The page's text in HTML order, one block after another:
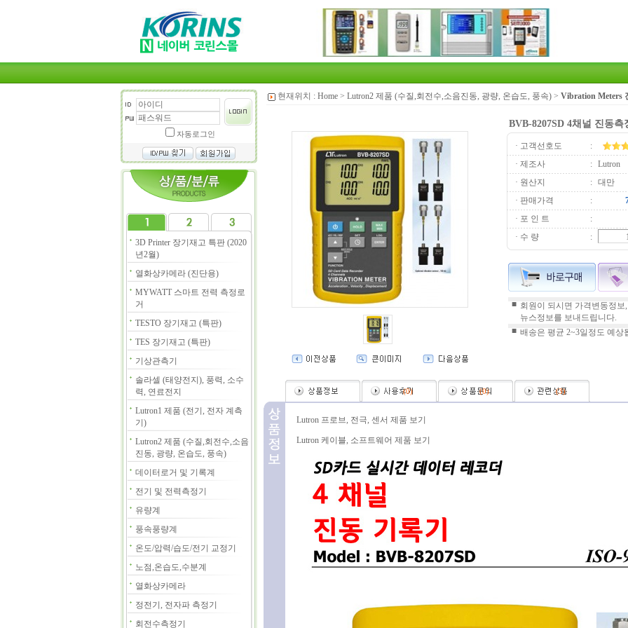
자동로그인
3D Printer 장기재고 특판 (2020
년2월)
열화상카메라 (진단용)
MYWATT 스마트 전력 측정로
거
TESTO 장기재고 (특판)
TES 장기재고 (특판)
기상관측기
솔라셀 (태양전지), 풍력, 소수
력, 연료전지
Lutron1 제품 (전기, 전자 계측
기)
Lutron2 제품 (수질,회전수,소음
진동, 광량, 온습도, 풍속)
데이터로거 및 기록계
전기 및 전력측정기
유량계
풍속풍량계
온도/압력/습도/전기 교정기
노점,온습도,수분계
열화상카메라
정전기, 전자파 측정기
회전수측정기
현재위치 : Home > Lutron2 제품 (수질,회전수,소음진동, 광량, 온습도, 풍속) > Vibration Meters
BVB-8207SD 4채널 진동
· 고객선호도
:
· 제조사
:
Lutron
· 원산지
:
대만
· 판매가격
:
· 포 인 트
:
· 수 량
:
■ 회원이 되시면 가격변동정
뉴스정보를 보내드립니다.
■ 배송은 평균 2~3일정도 예상
(0) (0) (3)
Lutron 프로브, 전극, 센서 제품 보기
Lutron 케이블, 소프트웨어 제품 보기